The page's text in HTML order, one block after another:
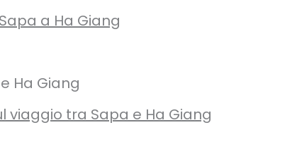
a Ha Giang
Ha Giang
viaggio tra Sapa e Ha Giang